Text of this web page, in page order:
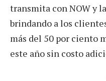
transmita con NOW y
brindando a los
más del 50 por ciento
este año sin costo